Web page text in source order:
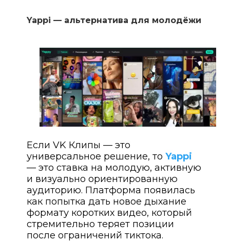
Yappi — альтернатива для молодёжи
Если VK Клипы — это
универсальное решение, то Yappi
— это ставка на молодую, активную
и визуально ориентированную
аудиторию. Платформа появилась
как попытка дать новое дыхание
формату коротких видео, который
стремительно теряет позиции
после ограничений тиктока.